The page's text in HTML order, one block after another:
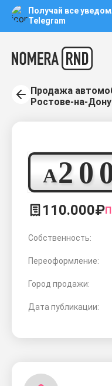
Получай все
Telegram
Продажа
Ростове-на-Дону
А2
110.000₽
Собственность:
Переоформление:
Город продажи:
Дата публикации: